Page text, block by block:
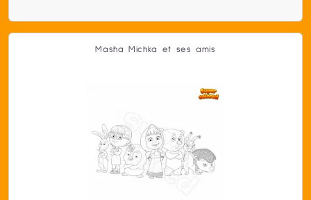
Masha Michka et ses amis